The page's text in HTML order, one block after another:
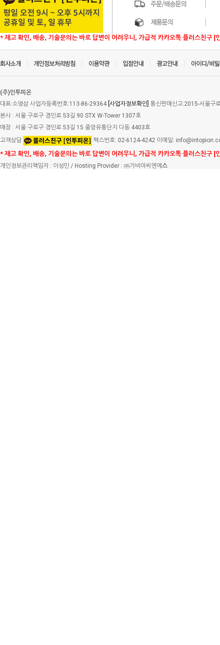
* 재고 확인, 배송, 기술문의는 바로 답변이 어려우니, 가급적 카카오톡 플러스친구 [
(주)인투피온
대표:소영삼 사업자등록번호:113-86-29364 [사업자정보확인] 통신판매신고:2015-서울구
본사 : 서울 구로구 경인로 53길 90 STX W-Tower 1307호
매장 : 서울 구로구 경인로 53길 15 중앙유통단지 다동 4403호
고객상담
팩스번호: 02-6124-4242 이메일:
* 재고 확인, 배송, 기술문의는 바로 답변이 어려우니, 가급적 카카오톡 플러스친구 [
개인정보관리책임자 : 이성민 / Hosting Provider : ㈜가비아씨엔에 스